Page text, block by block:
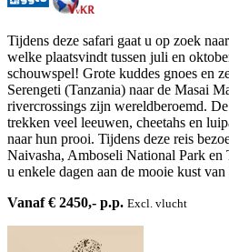
Tijdens deze safari gaat u op zoek
welke plaatsvindt tussen juli en
schouwspel! Grote kuddes gnoes en
Serengeti (Tanzania) naar de Masai
rivercrossings zijn wereldberoemd.
trekken veel leeuwen, cheetahs en
naar hun prooi. Tijdens deze reis
Naivasha, Amboseli National Park
u enkele dagen aan de mooie kust
Vanaf € 2450,- p.p. Excl. vlucht